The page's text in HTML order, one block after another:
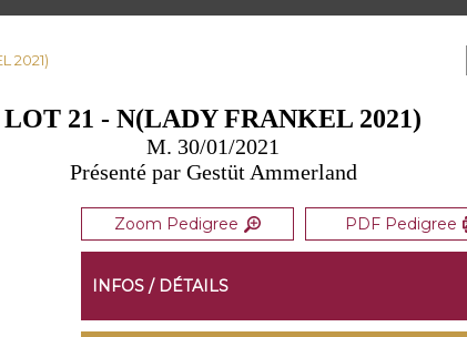
2021)
LOT 21 - N(LADY FRANKEL 2021)
M. 30/01/2021
Présenté par Gestüt Ammerland
Zoom Pedigree PDF Pedigree
INFOS / DÉTAILS